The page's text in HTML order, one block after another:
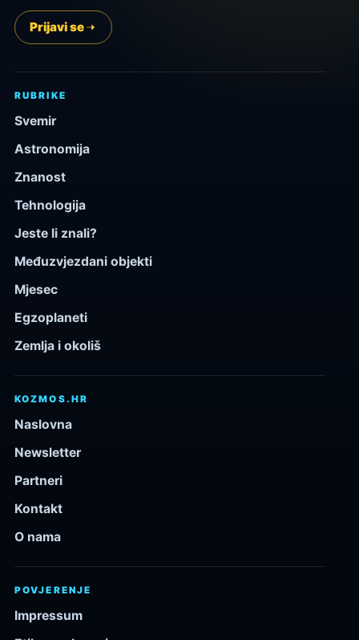
Prijavi se
RUBRIKE
Svemir
Astronomija
Znanost
Tehnologija
Jeste li znali?
Međuzvjezdani objekti
Mjesec
Egzoplaneti
Zemlja i okoliš
KOZMOS.HR
Naslovna
Newsletter
Partneri
Kontakt
O nama
POVJERENJE
Impressum